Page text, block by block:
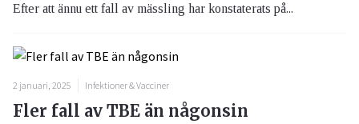
Efter att ännu ett fall av mässling har konstaterats på...
2 januari, 2025 Infektioner & Vacciner
Fler fall av TBE än någonsin